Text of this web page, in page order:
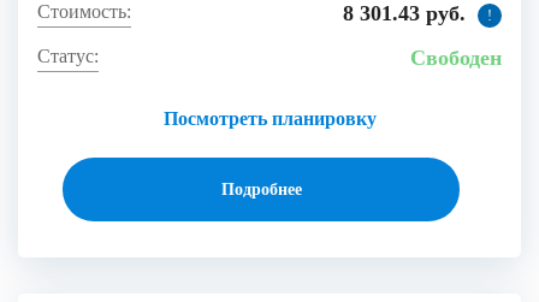
8 301.43 руб. !
Посмотреть планировку
Свободен
Подробнее